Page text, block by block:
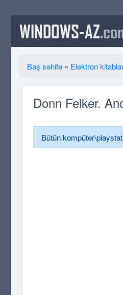
WINDOWS-AZ
Baş səhifə » Elektron
Donn Felker.
Bütün